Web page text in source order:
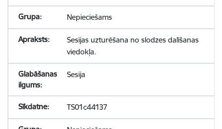
Nepieciešams
Sesijas uzturēšana no slodzes dalīšanas
viedokļa.
Sesija
TS01c44137